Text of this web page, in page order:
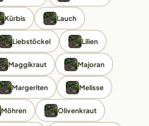
Kürbis Lauch
Liebstöckel Lilien
Maggikraut Majoran
Margeriten Melisse
Möhren Olivenkraut